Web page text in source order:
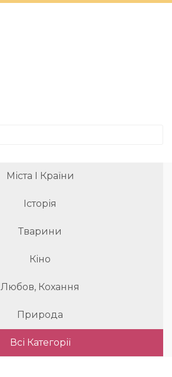
Міста І Країни
Історія
Тварини
Кіно
Любов, Кохання
Природа
Всі Категорії